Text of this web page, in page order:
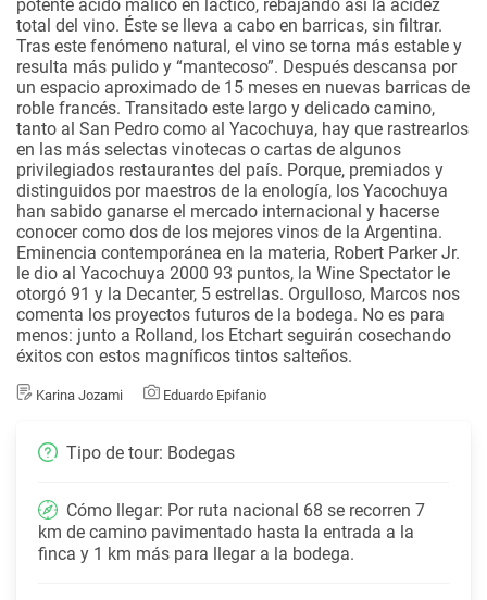
potente ácido málico en láctico, rebajando así la acidez
total del vino. Éste se lleva a cabo en barricas, sin filtrar.
Tras este fenómeno natural, el vino se torna más estable y
resulta más pulido y “mantecoso”. Después descansa por
un espacio aproximado de 15 meses en nuevas barricas de
roble francés. Transitado este largo y delicado camino,
tanto al San Pedro como al Yacochuya, hay que rastrearlos
en las más selectas vinotecas o cartas de algunos
privilegiados restaurantes del país. Porque, premiados y
distinguidos por maestros de la enología, los Yacochuya
han sabido ganarse el mercado internacional y hacerse
conocer como dos de los mejores vinos de la Argentina.
Eminencia contemporánea en la materia, Robert Parker Jr.
le dio al Yacochuya 2000 93 puntos, la Wine Spectator le
otorgó 91 y la Decanter, 5 estrellas. Orgulloso, Marcos nos
comenta los proyectos futuros de la bodega. No es para
menos: junto a Rolland, los Etchart seguirán cosechando
éxitos con estos magníficos tintos salteños.
Karina Jozami Eduardo Epifanio
Tipo de tour: Bodegas
Cómo llegar: Por ruta nacional 68 se recorren 7
km de camino pavimentado hasta la entrada a la
finca y 1 km más para llegar a la bodega.